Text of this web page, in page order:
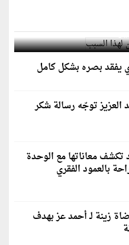
لهذا السبب
يفقد بصره بشكل كامل
العزيز توجّه رسالة شكر
معاناتها مع الوحدة
بالعمود الفقري
زينة لـ أحمد عز بهدف